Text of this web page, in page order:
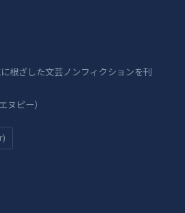
根ざした文芸ノンフィクションを刊
ヌピー）